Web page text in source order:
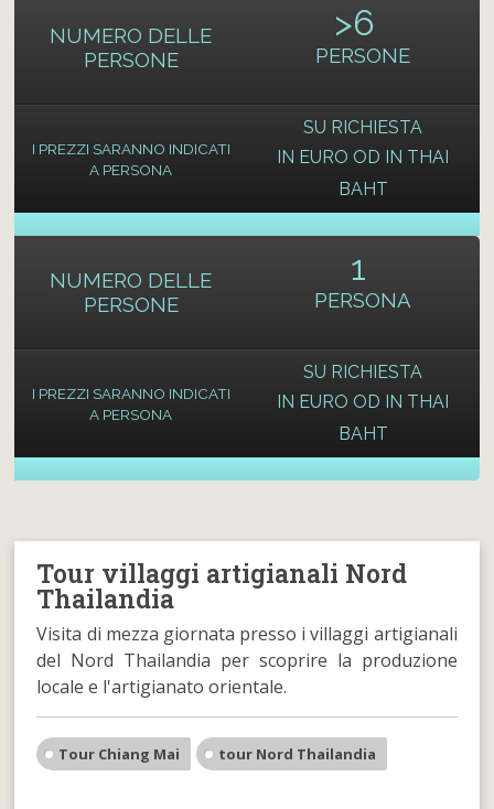
NUMERO DELLE
PERSONE
I PREZZI SARANNO INDICATI
A PERSONA
>6
PERSONE
SU RICHIESTA
IN EURO OD IN THAI
BAHT
NUMERO DELLE
PERSONE
I PREZZI SARANNO INDICATI
A PERSONA
1
PERSONA
SU RICHIESTA
IN EURO OD IN THAI
BAHT
Tour villaggi artigianali Nord
Thailandia
Visita di mezza giornata presso i villaggi artigianali
del Nord Thailandia per scoprire la produzione
locale e l'artigianato orientale.
Tour Chiang Mai tour Nord Thailandia